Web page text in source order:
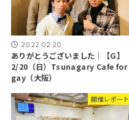
2022.02.20
ありがとうございました｜【G】
2/20（日）Tsunagary Cafe for
gay（大阪）
開催レポート